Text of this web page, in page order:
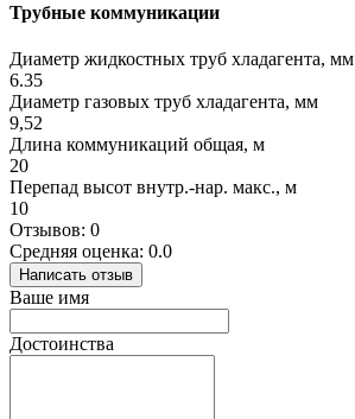
Трубные коммуникации
Диаметр жидкостных труб хладагента, мм
6.35
Диаметр газовых труб хладагента, мм
9,52
Длина коммуникаций общая, м
20
Перепад высот внутр.-нар. макс., м
10
Отзывов: 0
Средняя оценка: 0.0
Написать отзыв
Ваше имя
Достоинства